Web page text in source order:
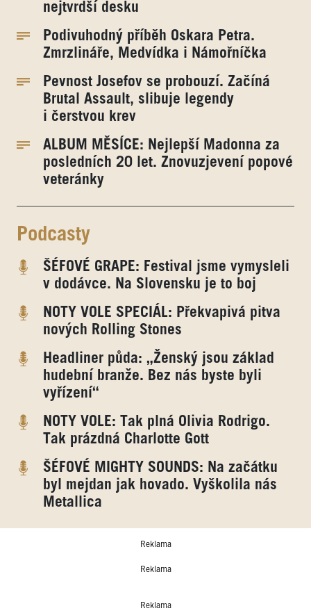
nejtvrdší desku
Podivuhodný příběh Oskara Petra.
Zmrzlináře, Medvídka i Námořníčka
Pevnost Josefov se probouzí. Začíná
Brutal Assault, slibuje legendy
i čerstvou krev
ALBUM MĚSÍCE: Nejlepší Madonna za
posledních 20 let. Znovuzjevení popové
veteránky
Podcasty
ŠÉFOVÉ GRAPE: Festival jsme vymysleli
v dodávce. Na Slovensku je to boj
NOTY VOLE SPECIÁL: Překvapivá pitva
nových Rolling Stones
Headliner půda: „Ženský jsou základ
hudební branže. Bez nás byste byli
vyřízení“
NOTY VOLE: Tak plná Olivia Rodrigo.
Tak prázdná Charlotte Gott
ŠÉFOVÉ MIGHTY SOUNDS: Na začátku
byl mejdan jak hovado. Vyškolila nás
Metallica
Reklama
Reklama
Reklama